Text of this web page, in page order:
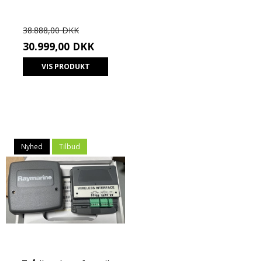
38.888,00 DKK
30.999,00 DKK
VIS PRODUKT
Nyhed Tilbud